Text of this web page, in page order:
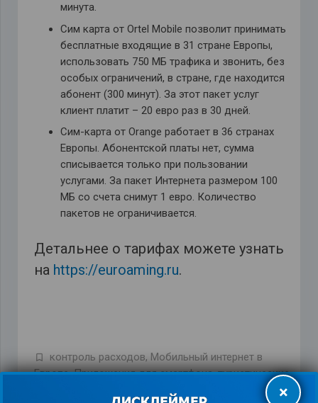
минута.
Сим карта от Ortel Mobile позволит принимать
бесплатные входящие в 31 стране Европы,
использовать 750 МБ трафика и звонить, без
особых ограничений, в стране, где находится
абонент (300 минут). За этот пакет услуг
клиент платит – 20 евро раз в 30 дней.
Сим-карта от Orange работает в 36 странах
Европы. Абонентской платы нет, сумма
списывается только при пользовании
услугами. За пакет Интернета размером 100
МБ со счета снимут 1 евро. Количество
пакетов не ограничивается.
Детальнее о тарифах можете узнать
на https://euroaming.ru.
контроль расходов, Мобильный интернет в
Европе,Приложения для смартфона,туристические
×